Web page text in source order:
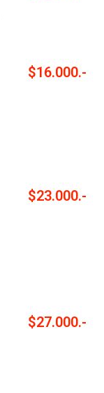
$16.000.-
$23.000.-
$27.000.-